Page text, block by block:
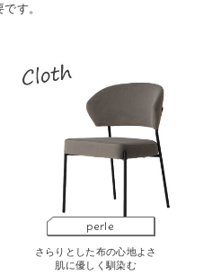
す。
perle
さらりとした布の心地よさ
肌に優しく馴染む